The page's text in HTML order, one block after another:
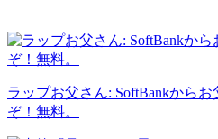
ラップお父さん: SoftBankから
ぞ！無料。